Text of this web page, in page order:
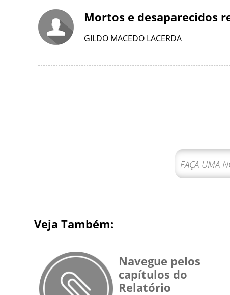
Mortos e desaparecidos
GILDO MACEDO LACERDA
Veja Também:
Navegue pelos
capítulos do
Relatório